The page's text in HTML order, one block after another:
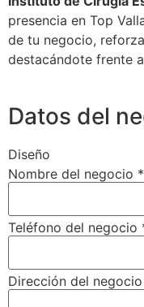
presencia en Top
de tu negocio,
destacándote frente
Datos del
Diseño
Nombre del negocio *
Teléfono del negocio
Dirección del negocio